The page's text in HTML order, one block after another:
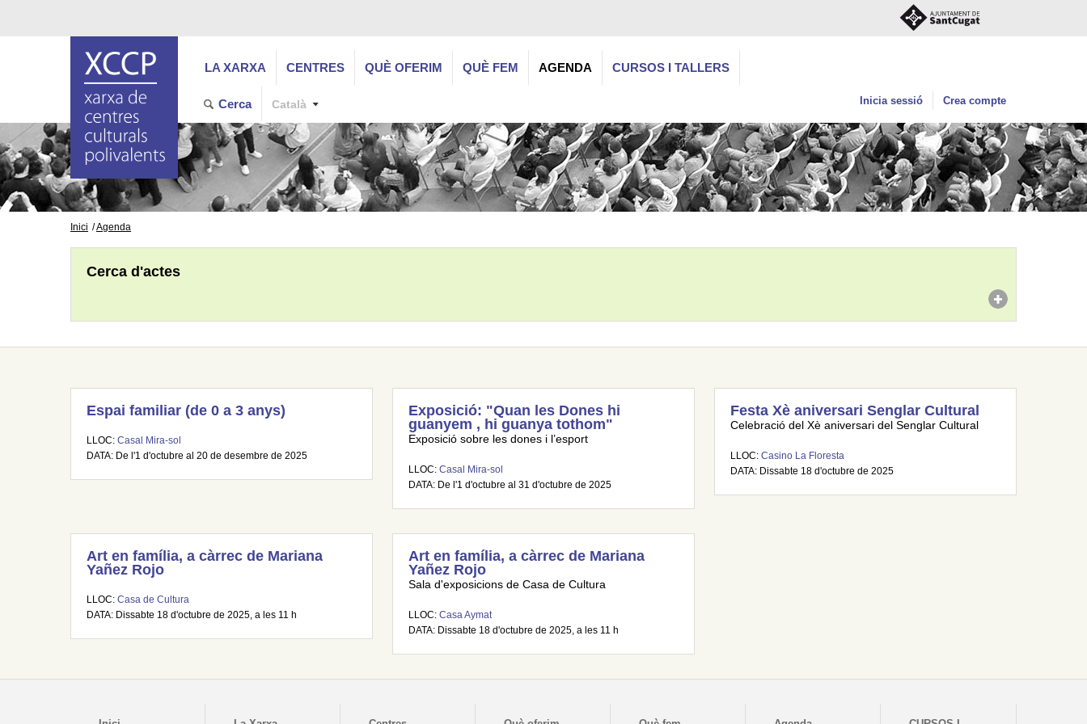
LA XARXA CENTRES QUÈ OFERIM QUÈ FEM AGENDA CURSOS I TALLERS
Cerca Català Inicia sessió Crea compte
Inici Agenda
Cerca d'actes
Espai familiar (de 0 a 3 anys)
LLOC: Casal Mira-sol
DATA: De l'1 d'octubre al 20 de desembre de 2025
Exposició: "Quan les Dones hi
guanyem , hi guanya tothom"
Exposició sobre les dones i l’esport
LLOC: Casal Mira-sol
DATA: De l'1 d'octubre al 31 d'octubre de 2025
Festa Xè aniversari Senglar Cultural
Celebració del Xè aniversari del Senglar Cultural
LLOC: Casino La Floresta
DATA: Dissabte 18 d'octubre de 2025
Art en família, a càrrec de Mariana
Yañez Rojo
LLOC: Casa de Cultura
DATA: Dissabte 18 d'octubre de 2025, a les 11 h
Art en família, a càrrec de Mariana
Yañez Rojo
Sala d'exposicions de Casa de Cultura
LLOC: Casa Aymat
DATA: Dissabte 18 d'octubre de 2025, a les 11 h